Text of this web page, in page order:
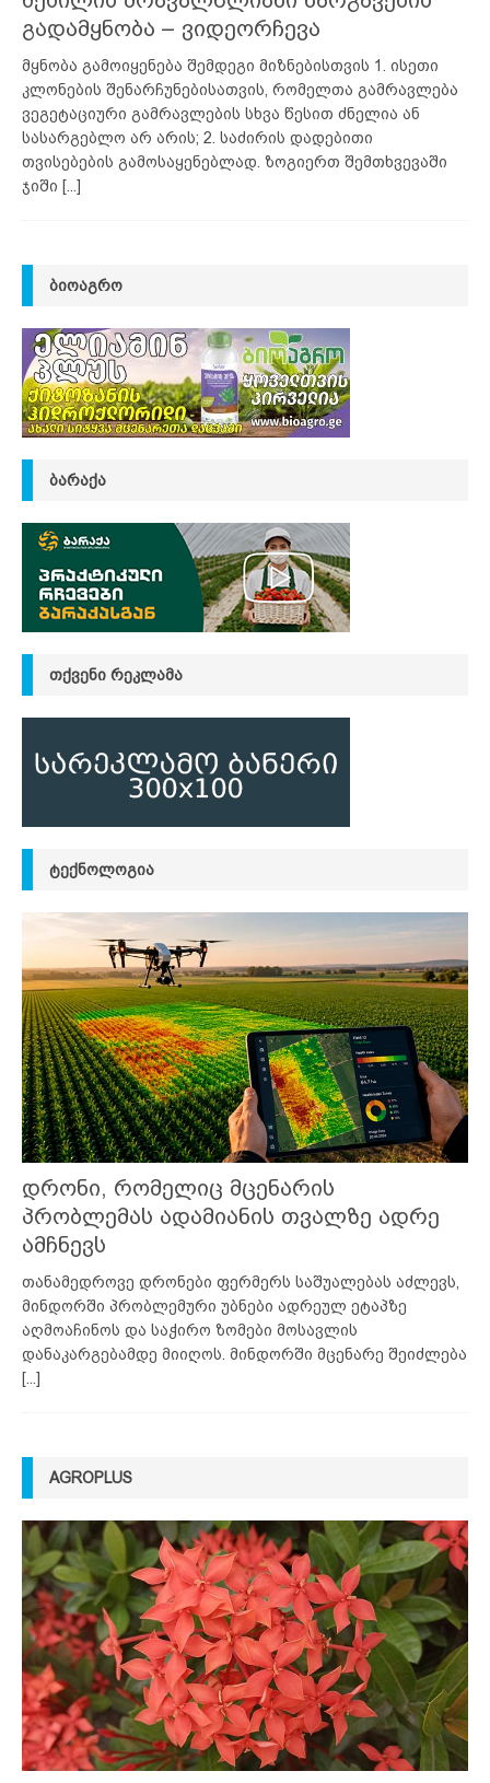
გადამყნობა – ვიდეორჩევა
მყნობა გამოიყენება შემდეგი მიზნებისთვის 1. ისეთი
კლონების შენარჩუნებისათვის, რომელთა გამრავლება
ვეგეტაციური გამრავლების სხვა წესით ძნელია ან
სასარგებლო არ არის; 2. საძირის დადებითი
თვისებების გამოსაყენებლად. ზოგიერთ შემთხვევაში
ჯიში [...]
ᲑᲘᲝᲐᲒᲠᲝ
ᲑᲐᲠᲐᲥᲐ
ᲗᲥᲕᲔᲜᲘ ᲠᲔᲙᲚᲐᲛᲐ
ᲢᲔᲥᲜᲝᲚᲝᲒᲘᲐ
დრონი, რომელიც მცენარის
პრობლემას ადამიანის თვალზე ადრე
ამჩნევს
თანამედროვე დრონები ფერმერს საშუალებას აძლევს,
მინდორში პრობლემური უბნები ადრეულ ეტაპზე
აღმოაჩინოს და საჭირო ზომები მოსავლის
დანაკარგებამდე მიიღოს. მინდორში მცენარე შეიძლება
[...]
AGROPLUS